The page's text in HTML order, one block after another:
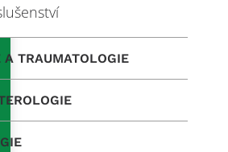
A TRAUMATOLOGIE